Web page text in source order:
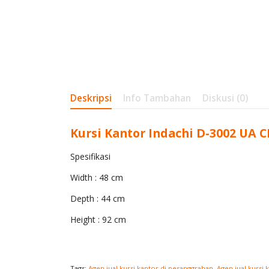
Deskripsi Info Tambahan Diskusi (0)
Kursi Kantor Indachi D-3002 UA
Spesifikasi
Width : 48 cm
Depth : 44 cm
Height : 92 cm